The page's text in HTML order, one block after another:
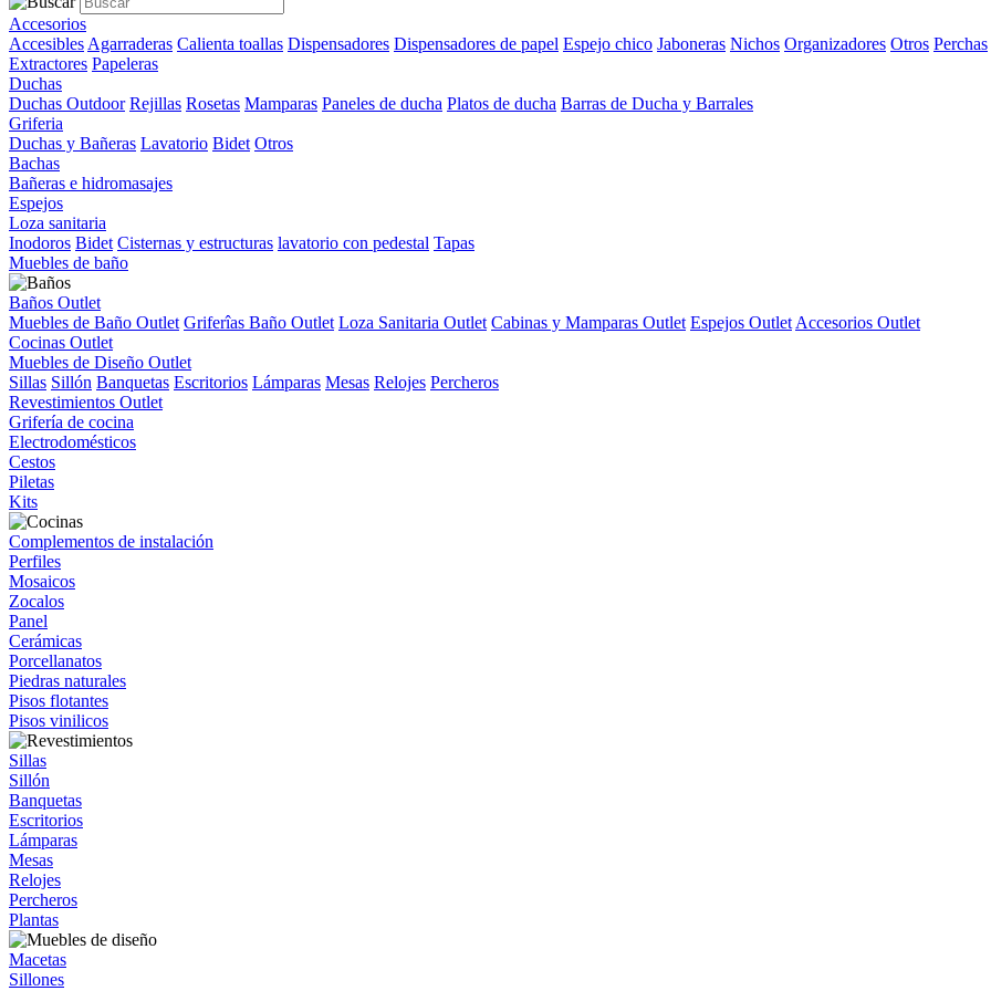
Accesorios
Accesibles Agarraderas Calienta toallas Dispensadores Dispensadores de papel Espejo chico Jaboneras Nichos Organizadores Otros Perchas
Extractores Papeleras
Duchas
Duchas Outdoor Rejillas Rosetas Mamparas Paneles de ducha Platos de ducha Barras de Ducha y Barrales
Griferia
Duchas y Bañeras Lavatorio Bidet Otros
Bachas
Bañeras e hidromasajes
Espejos
Loza sanitaria
Inodoros Bidet Cisternas y estructuras lavatorio con pedestal Tapas
Muebles de baño
Baños Outlet
Muebles de Baño Outlet Griferîas Baño Outlet Loza Sanitaria Outlet Cabinas y Mamparas Outlet Espejos Outlet Accesorios Outlet
Cocinas Outlet
Muebles de Diseño Outlet
Sillas Sillón Banquetas Escritorios Lámparas Mesas Relojes Percheros
Revestimientos Outlet
Grifería de cocina
Electrodomésticos
Cestos
Piletas
Kits
Complementos de instalación
Perfiles
Mosaicos
Zocalos
Panel
Cerámicas
Porcellanatos
Piedras naturales
Pisos flotantes
Pisos vinilicos
Sillas
Sillón
Banquetas
Escritorios
Lámparas
Mesas
Relojes
Percheros
Plantas
Macetas
Sillones